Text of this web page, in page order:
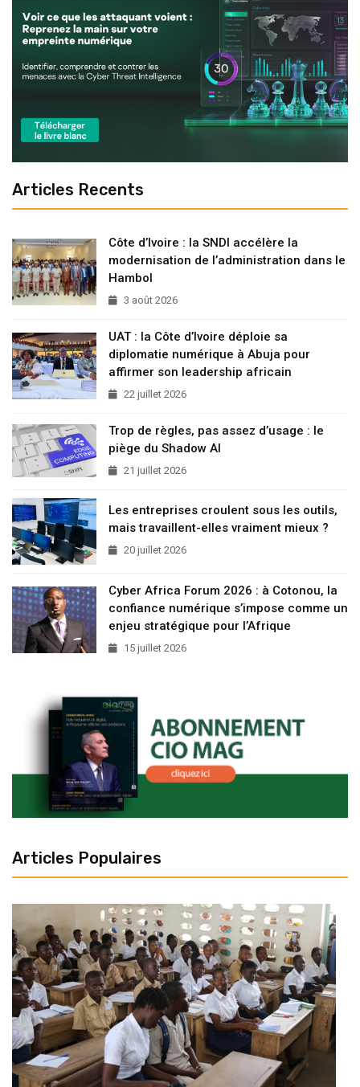
Articles Recents
Côte d’Ivoire : la SNDI accélère la
modernisation de l’administration dans le
Hambol
3 août 2026
UAT : la Côte d’Ivoire déploie sa
diplomatie numérique à Abuja pour
affirmer son leadership africain
22 juillet 2026
Trop de règles, pas assez d’usage : le
piège du Shadow AI
21 juillet 2026
Les entreprises croulent sous les outils,
mais travaillent-elles vraiment mieux ?
20 juillet 2026
Cyber Africa Forum 2026 : à Cotonou, la
confiance numérique s’impose comme un
enjeu stratégique pour l’Afrique
15 juillet 2026
Articles Populaires